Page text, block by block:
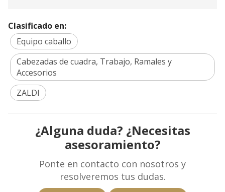
Clasificado en:
Equipo caballo
Cabezadas de cuadra, Trabajo, Ramales y
Accesorios
ZALDI
¿Alguna duda? ¿Necesitas
asesoramiento?
Ponte en contacto con nosotros y
resolveremos tus dudas.